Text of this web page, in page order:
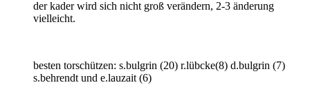
der kader wird sich nicht groß verändern, 2-3 änderung
vielleicht.
besten torschützen: s.bulgrin (20) r.lübcke(8) d.bulgrin (7)
s.behrendt und e.lauzait (6)